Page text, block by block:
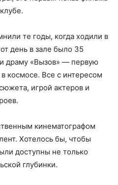
те годы, когда ходили в
день в зале было 35
драму «Вызов» — первую
космосе. Все с интересом
игрой актеров и
кинематографом
Хотелось бы, чтобы
доступны не только
глубинки.